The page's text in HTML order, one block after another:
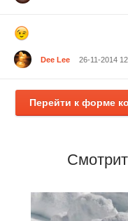
Dee Lee 26-11-2014
Перейти к форме